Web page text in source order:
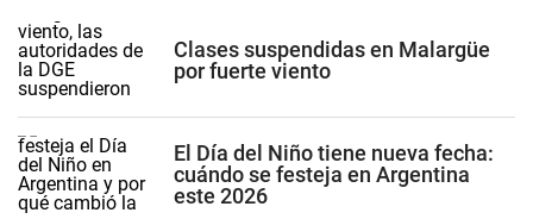
Clases suspendidas en Malargüe
por fuerte viento
El Día del Niño tiene nueva fecha:
cuándo se festeja en Argentina
este 2026